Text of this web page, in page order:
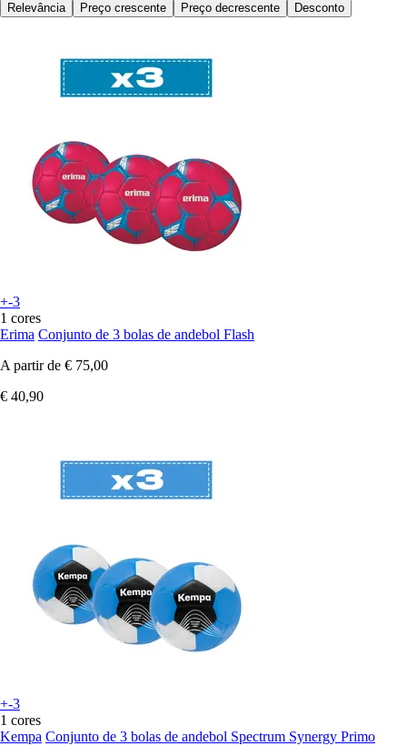
Relevância
Preço crescente Preço decrescente Desconto
+-3
1 cores
Erima Conjunto de 3 bolas de andebol Flash
A partir de € 75,00
€ 40,90
+-3
1 cores
Kempa Conjunto de 3 bolas de andebol Spectrum Synergy Primo